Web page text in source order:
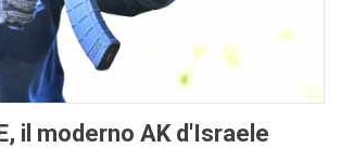
il moderno AK d'Israele